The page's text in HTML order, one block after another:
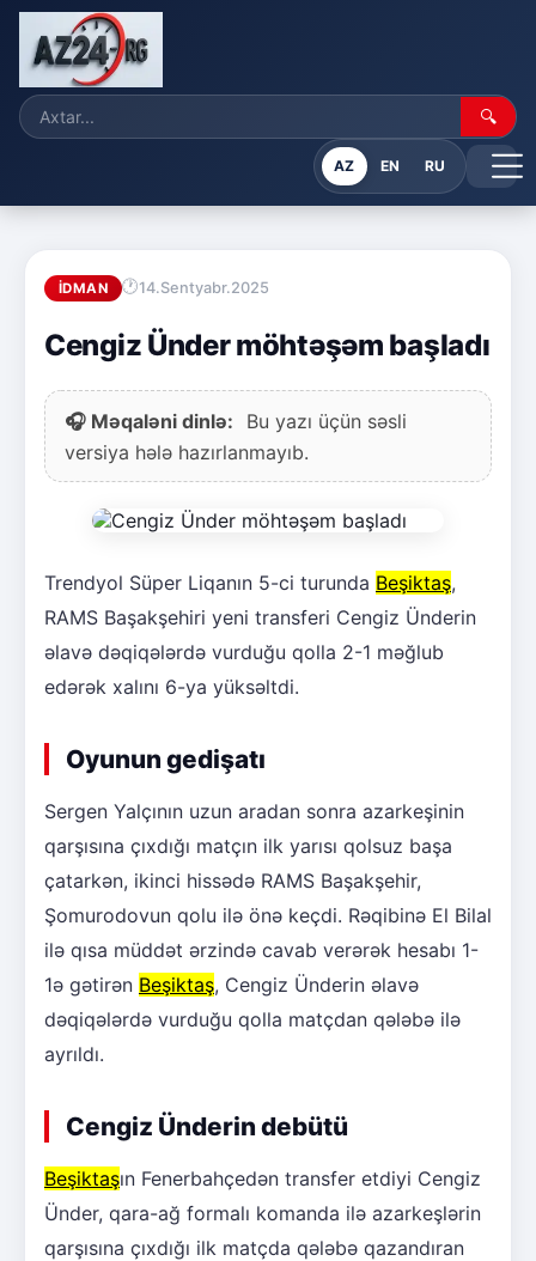
🔍
AZ EN RU
İDMAN 14.Sentyabr.2025
Cengiz Ünder möhtəşəm başladı
🎧 Məqaləni dinlə:
Bu yazı üçün səsli
versiya hələ hazırlanmayıb.
Trendyol Süper Liqanın 5-ci turunda Beşiktaş,
RAMS Başakşehiri yeni transferi Cengiz Ünderin
əlavə dəqiqələrdə vurduğu qolla 2-1 məğlub
edərək xalını 6-ya yüksəltdi.
Oyunun gedişatı
Sergen Yalçının uzun aradan sonra azarkeşinin
qarşısına çıxdığı matçın ilk yarısı qolsuz başa
çatarkən, ikinci hissədə RAMS Başakşehir,
Şomurodovun qolu ilə önə keçdi. Rəqibinə El Bilal
ilə qısa müddət ərzində cavab verərək hesabı 1-
1ə gətirən Beşiktaş, Cengiz Ünderin əlavə
dəqiqələrdə vurduğu qolla matçdan qələbə ilə
ayrıldı.
Cengiz Ünderin debütü
Beşiktaşın Fenerbahçedən transfer etdiyi Cengiz
Ünder, qara-ağ formalı komanda ilə azarkeşlərin
qarşısına çıxdığı ilk matçda qələbə qazandıran